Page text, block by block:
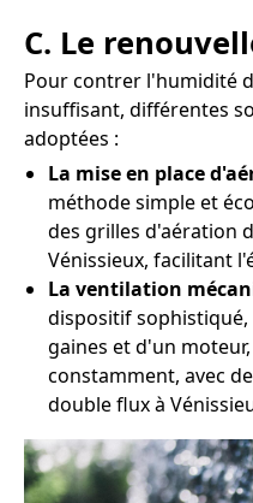
C. Le
Pour contrer l'humidité
insuffisant, différentes
adoptées :
La mise en place
méthode simple et
des grilles d'aération
Vénissieux, facilitant
La ventilation
dispositif sophistiqué,
gaines et d'un
constamment, avec
double flux à